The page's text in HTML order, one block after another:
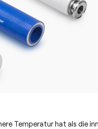
Temperatur hat als die